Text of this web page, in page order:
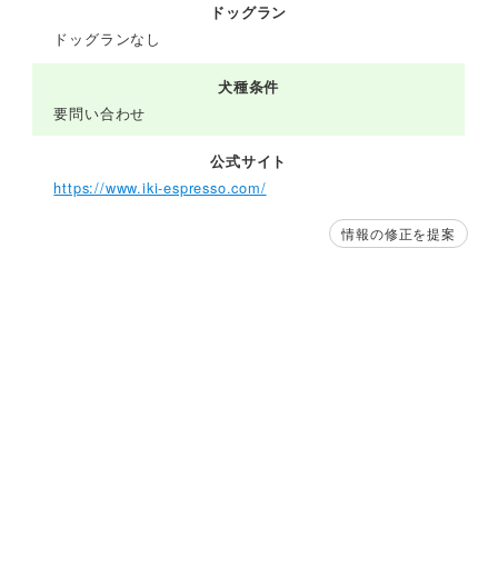
ドッグラン
ドッグランなし
犬種条件
要問い合わせ
公式サイト
https://www.iki-espresso.com/
情報の修正を提案